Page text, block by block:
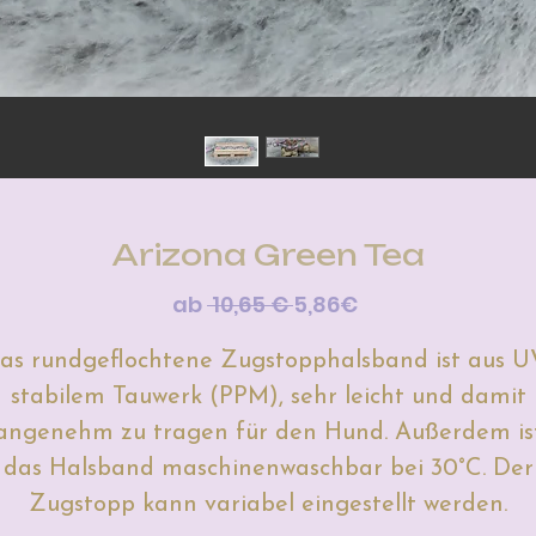
Arizona Green Tea
ab 10,65 € Standardpreis
5,86€Sale-
rundgeflochtene Zugstopphalsband ist aus
stabilem Tauwerk (PPM), sehr leicht und damit
zu tragen für den Hund. Außerdem
das Halsband maschinenwaschbar bei 30°C. Der
Zugstopp kann variabel eingestellt werden.